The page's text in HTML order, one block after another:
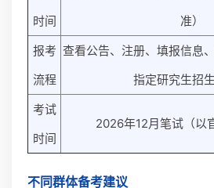
时间
准）
报考
流程
查看公告、注册、填报信息
指定研究生招生
考试
时间
2026年12月笔试（以
不同群体备考建议